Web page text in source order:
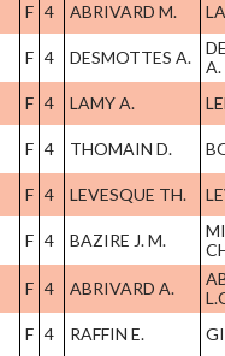
F 4 ABRIVARD M.
F 4 DESMOTTES A.
A.
F 4 LAMY A.
F 4 THOMAIN D.
F 4 LEVESQUE TH.
F 4 BAZIRE J. M.
F 4 ABRIVARD A.
F 4 RAFFIN E.